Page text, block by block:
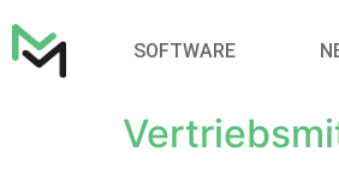
SOFTWARE